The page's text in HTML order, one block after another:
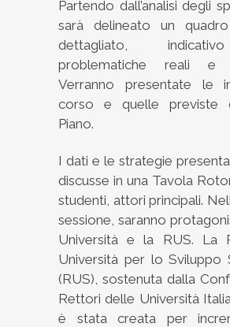
Partendo dall’analisi degli
sarà delineato un
dettagliato,
problematiche reali e
Verranno presentate le
corso e quelle previste
Piano.
I dati e le strategie
discusse in una Tavola
studenti, attori principali.
sessione, saranno
Università e la RUS. La
Università per lo Sviluppo
(RUS), sostenuta dalla
Rettori delle Università
è stata creata per